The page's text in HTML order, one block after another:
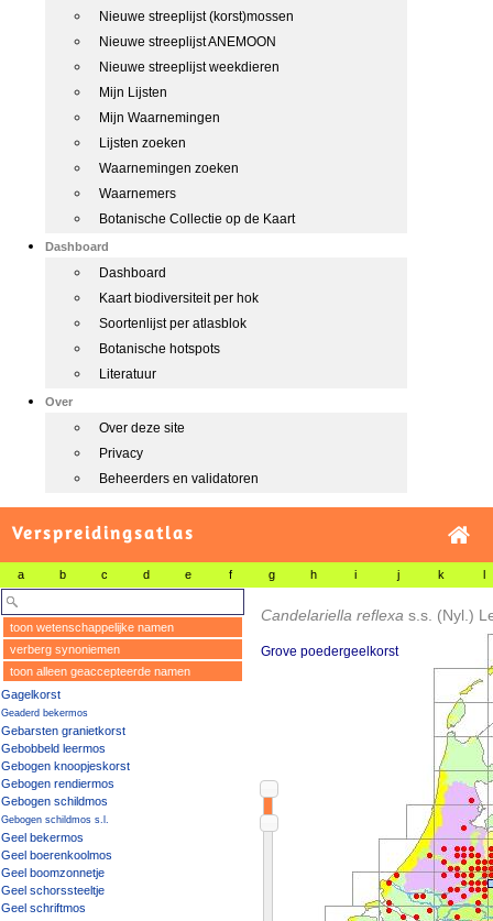
Nieuwe streeplijst (korst)mossen
Nieuwe streeplijst ANEMOON
Nieuwe streeplijst weekdieren
Mijn Lijsten
Mijn Waarnemingen
Lijsten zoeken
Waarnemingen zoeken
Waarnemers
Botanische Collectie op de Kaart
Dashboard
Dashboard
Kaart biodiversiteit per hok
Soortenlijst per atlasblok
Botanische hotspots
Literatuur
Over
Over deze site
Privacy
Beheerders en validatoren
Verspreidingsatlas
a b c d e f g h i j k l
toon wetenschappelijke namen
verberg synoniemen
toon alleen geaccepteerde namen
Gagelkorst
Geaderd bekermos
Gebarsten granietkorst
Gebobbeld leermos
Gebogen knoopjeskorst
Gebogen rendiermos
Gebogen schildmos
Gebogen schildmos s.l.
Geel bekermos
Geel boerenkoolmos
Geel boomzonnetje
Geel schorssteeltje
Geel schriftmos
Candelariella reflexa s.s. (Nyl.)
Grove poedergeelkorst